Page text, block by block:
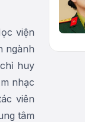
viện
ngành
huy
nhạc
viên
tâm